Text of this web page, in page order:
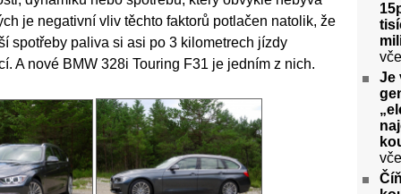
je negativní vliv těchto faktorů potlačen natolik, že
spotřeby paliva si asi po 3 kilometrech jízdy
A nové BMW 328i Touring F31 je jedním z nich.
Je